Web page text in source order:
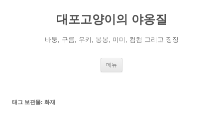
대포고양이의 야옹질
바둥, 구름, 우키, 봉봉, 미미, 컴컴 그리고 징징
메뉴
태그 보관물: 화재